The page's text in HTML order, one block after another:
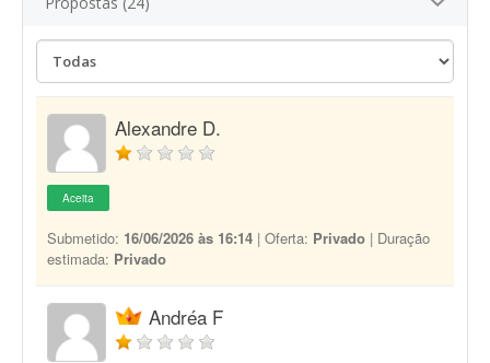
Alexandre D.
Aceita
Submetido: 16/06/2026 às 16:14 | Oferta: Privado | Duração
estimada: Privado
Andréa F